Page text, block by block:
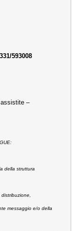
593008
–
della struttura
messaggio e/o della